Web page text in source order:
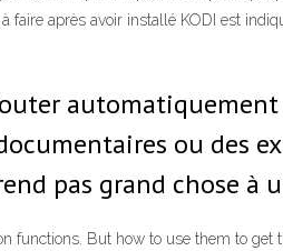
après avoir installé KODI est
ou des
pas grand chose à
functions. But how to use them to get